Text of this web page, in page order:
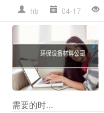
hb 04-17
需要的时...